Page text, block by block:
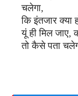
चलेगा,
कि इंतजार क्या
यूं ही मिल जाए,
तो कैसे पता